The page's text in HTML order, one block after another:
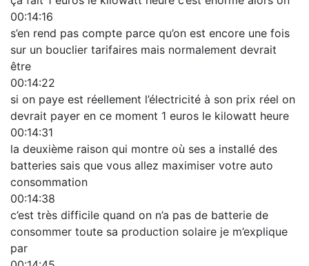
00:14:16
s’en rend pas compte parce qu’on est encore une fois
sur un bouclier tarifaires mais normalement devrait
être
00:14:22
si on paye est réellement l’électricité à son prix réel on
devrait payer en ce moment 1 euros le kilowatt heure
00:14:31
la deuxième raison qui montre où ses a installé des
batteries sais que vous allez maximiser votre auto
consommation
00:14:38
c’est très difficile quand on n’a pas de batterie de
consommer toute sa production solaire je m’explique
par